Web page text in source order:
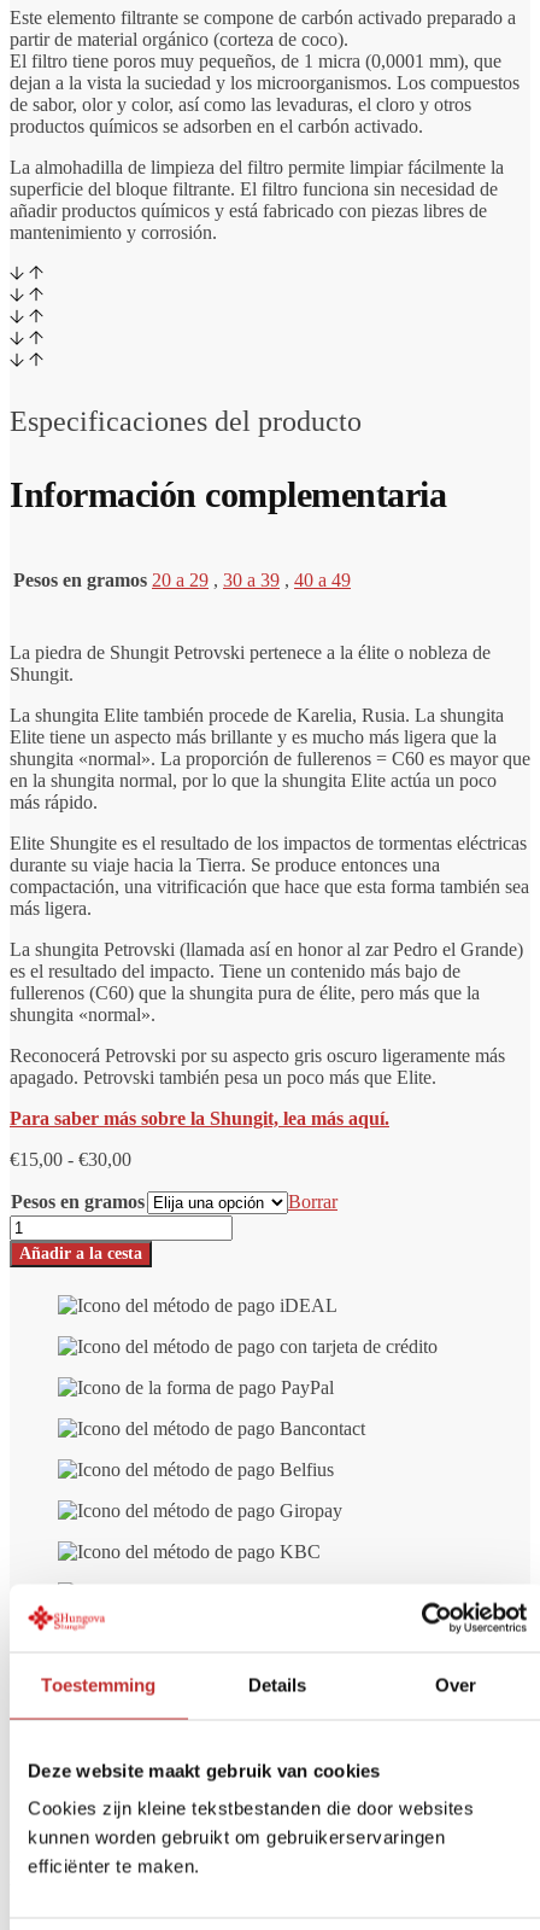
Toestemming Details Over
Deze website maakt gebruik van cookies
Cookies zijn kleine tekstbestanden die door websites
kunnen worden gebruikt om gebruikerservaringen
efficiënter te maken.
Este elemento filtrante se compone de carbón activado preparado a
partir de material orgánico (corteza de coco).
El filtro tiene poros muy pequeños, de 1 micra (0,0001 mm), que
dejan a la vista la suciedad y los microorganismos. Los compuestos
de sabor, olor y color, así como las levaduras, el cloro y otros
productos químicos se adsorben en el carbón activado.
La almohadilla de limpieza del filtro permite limpiar fácilmente la
superficie del bloque filtrante. El filtro funciona sin necesidad de
añadir productos químicos y está fabricado con piezas libres de
mantenimiento y corrosión.
Especificaciones del producto
Información complementaria
Pesos en gramos 20 a 29 , 30 a 39 , 40 a 49
La piedra de Shungit Petrovski pertenece a la élite o nobleza de
Shungit.
La shungita Elite también procede de Karelia, Rusia. La shungita
Elite tiene un aspecto más brillante y es mucho más ligera que la
shungita «normal». La proporción de fullerenos = C60 es mayor que
en la shungita normal, por lo que la shungita Elite actúa un poco
más rápido.
Elite Shungite es el resultado de los impactos de tormentas eléctricas
durante su viaje hacia la Tierra. Se produce entonces una
compactación, una vitrificación que hace que esta forma también sea
más ligera.
La shungita Petrovski (llamada así en honor al zar Pedro el Grande)
es el resultado del impacto. Tiene un contenido más bajo de
fullerenos (C60) que la shungita pura de élite, pero más que la
shungita «normal».
Reconocerá Petrovski por su aspecto gris oscuro ligeramente más
apagado. Petrovski también pesa un poco más que Elite.
Para saber más sobre la Shungit, lea más aquí.
€15,00 - €30,00Rango
precios:
de
15,00
€
30,00
Pesos en gramos
Borrar
Shungita
Elite
-
Petrovski
Añadir a la cesta
Envío gratuito
Devolución en14 días
Opiniones de otros clientes sobre
EliteShungite – Petrovski